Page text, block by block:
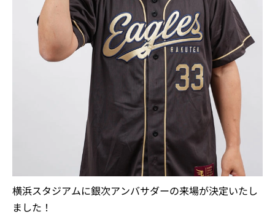
横浜スタジアムに銀次アンバサダーの来場が決定いたし
ました！